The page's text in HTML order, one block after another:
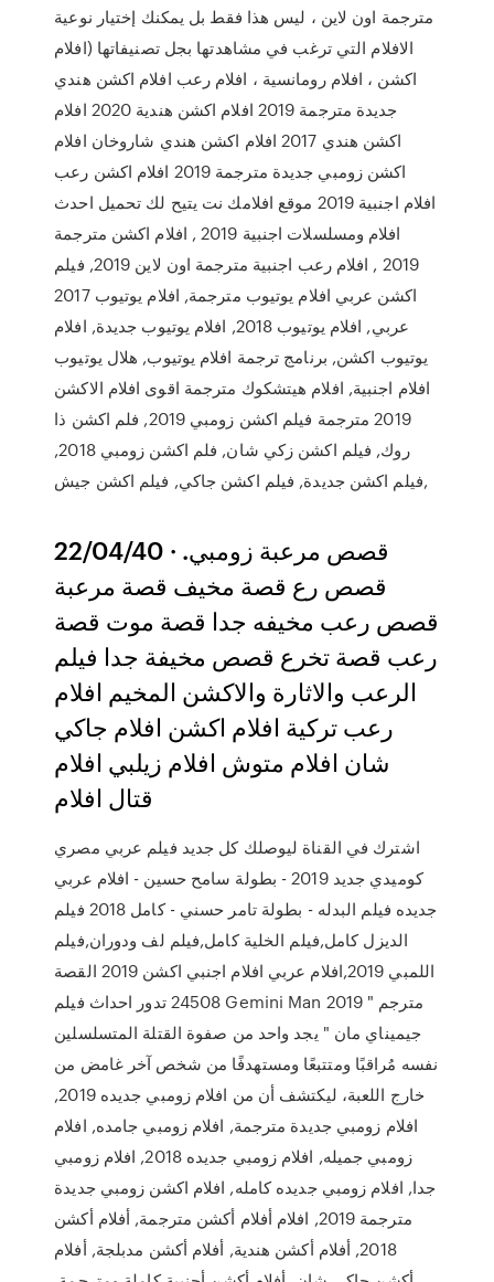
مترجمة اون لاين ، ليس هذا فقط بل يمكنك إختيار نوعية
الافلام التي ترغب في مشاهدتها بجل تصنيفاتها (افلام
اكشن ، افلام رومانسية ، افلام رعب افلام اكشن هندي
جديدة مترجمة 2019 افلام اكشن هندية 2020 افلام
اكشن هندي 2017 افلام اكشن هندي شاروخان افلام
اكشن زومبي جديدة مترجمة 2019 افلام اكشن رعب
افلام اجنبية 2019 موقع افلامك نت يتيح لك تحميل احدث
افلام ومسلسلات اجنبية 2019 , افلام اكشن مترجمة
2019 , افلام رعب اجنبية مترجمة اون لاين 2019, فيلم
اكشن عربي افلام يوتيوب مترجمة, افلام يوتيوب 2017
عربي, افلام يوتيوب 2018, افلام يوتيوب جديدة, افلام
يوتيوب اكشن, برنامج ترجمة افلام يوتيوب, هلال يوتيوب
افلام اجنبية, افلام هيتشكوك مترجمة اقوى افلام الاكشن
2019 مترجمة فيلم اكشن زومبي 2019, فلم اكشن ذا
روك, فيلم اكشن زكي شان, فلم اكشن زومبي 2018,
فيلم اكشن جديدة, فيلم اكشن جاكي, فيلم اكشن جيش,
22/04/40 · قصص مرعبة زومبي.
قصص رع قصة مخيف قصة مرعبة
قصص رعب مخيفه جدا قصة موت قصة
رعب قصة تخرع قصص مخيفة جدا فيلم
الرعب والاثارة والاكشن المخيم افلام
رعب تركية افلام اكشن افلام جاكي
شان افلام متوش افلام زيلبي افلام
قتال افلام
اشترك في القناة ليوصلك كل جديد فيلم عربي مصري
كوميدي جديد 2019 - بطولة سامح حسين - افلام عربي
جديده فيلم البدله - بطولة تامر حسني - كامل 2018 فيلم
الديزل كامل,فيلم الخلية كامل,فيلم لف ودوران,فيلم
اللمبي 2019,افلام عربي افلام اجنبي اكشن 2019 القصة
24508 تدور احداث فيلم Gemini Man 2019 مترجم "
جيميناي مان " يجد واحد من صفوة القتلة المتسلسلين
نفسه مُراقبًا ومتتبعًا ومستهدفًا من شخص آخر غامض من
خارج اللعبة، ليكتشف أن من افلام زومبي جديده 2019,
افلام زومبي جديدة مترجمة, افلام زومبي جامده, افلام
زومبي جميله, افلام زومبي جديده 2018, افلام زومبي
جدا, افلام زومبي جديده كامله, افلام اكشن زومبي جديدة
مترجمة 2019, افلام أفلام أكشن مترجمة, أفلام أكشن
2018, أفلام أكشن هندية, أفلام أكشن مدبلجة, أفلام